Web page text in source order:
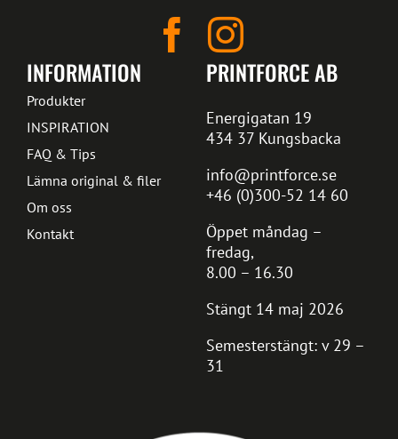
PRINTFORCE AB
Energigatan 19
434 37 Kungsbacka
info@printforce.se
+46 (0)300-52 14 60
Öppet måndag –
fredag,
8.00 – 16.30
Stängt 14 maj 2026
Semesterstängt: v 29 –
31
INFORMATION
Produkter
INSPIRATION
FAQ & Tips
Lämna original & filer
Om oss
Kontakt